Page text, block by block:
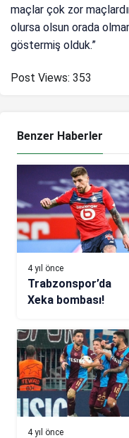
maçlar çok zor
olursa olsun orada
göstermiş olduk.”
Post Views: 353
Benzer Haberler
4 yıl önce
Trabzonspor’da
Xeka bombası!
4 yıl önce